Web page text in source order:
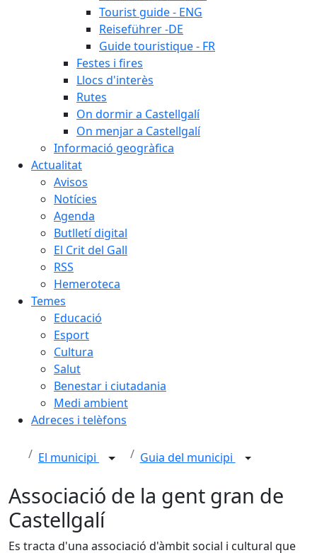
Tourist guide - ENG
Reiseführer -DE
Guide touristique - FR
Festes i fires
Llocs d'interès
Rutes
On dormir a Castellgalí
On menjar a Castellgalí
Informació geogràfica
Actualitat
Avisos
Notícies
Agenda
Butlletí digital
El Crit del Gall
RSS
Hemeroteca
Temes
Educació
Esport
Cultura
Salut
Benestar i ciutadania
Medi ambient
Adreces i telèfons
El municipi Guia del municipi
Associació de la gent gran de
Castellgalí
Es tracta d'una associació d'àmbit social i cultural que